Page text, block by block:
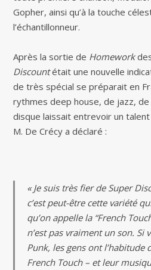
Gopher, ainsi qu’à la touche
l’échantillonneur.
Après la sortie de Homework
Discountétait une nouvelle
de très spécial se préparait en
rythmes deep house, de jazz,
disque laissait entrevoir un talent
M. De Crécy a déclaré :
« Je suis très fier de Super
c’est peut-être cette variété
qu’on appelle la “French
n’est pas vraiment un son. Si
Punk, les gens ont l’habitude
French Touch – et leur